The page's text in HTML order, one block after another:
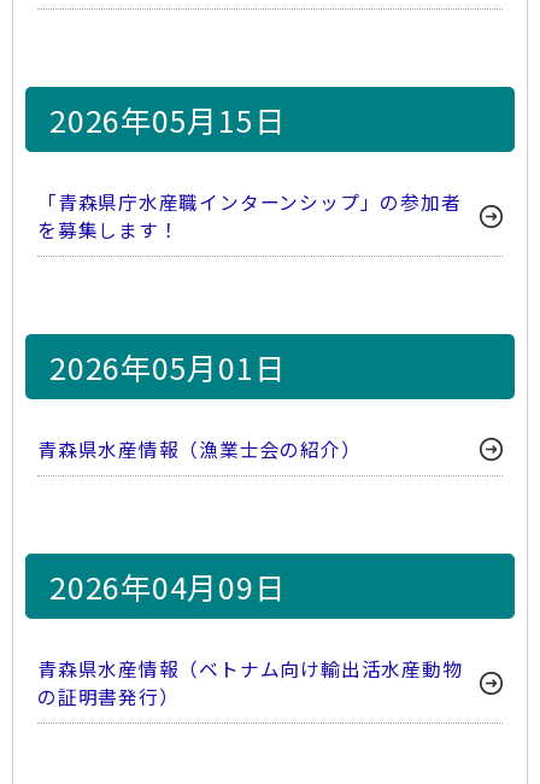
2026年05月15日
「青森県庁水産職インターンシップ」の参加者
を募集します！
2026年05月01日
青森県水産情報（漁業士会の紹介）
2026年04月09日
青森県水産情報（ベトナム向け輸出活水産動物
の証明書発行）